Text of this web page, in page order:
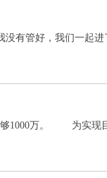
有管好，我们一起进
够1000万。 为实现